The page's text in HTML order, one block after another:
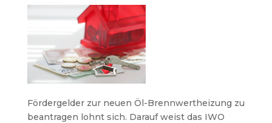
Fördergelder zur neuen Öl-Brennwertheizung zu
beantragen lohnt sich. Darauf weist das IWO